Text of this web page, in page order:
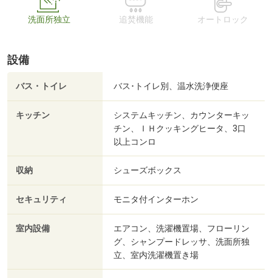
洗面所独立 追焚機能 オートロック
設備
バス・トイレ バス･トイレ別、温水洗浄便座
キッチン
システムキッチン、カウンターキッ
チン、ＩＨクッキングヒータ、3口
以上コンロ
収納 シューズボックス
セキュリティ モニタ付インターホン
室内設備
エアコン、洗濯機置場、フローリン
グ、シャンプードレッサ、洗面所独
立、室内洗濯機置き場